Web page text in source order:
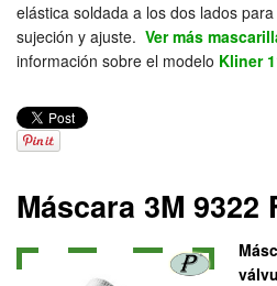
elástica soldada a los dos lados
sujeción y ajuste. Ver más
información sobre el modelo Kliner
Máscara 3M 9322